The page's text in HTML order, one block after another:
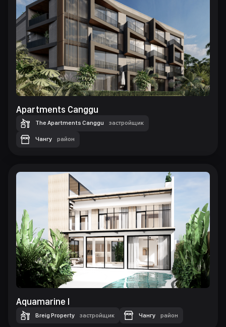
Apartments Canggu
The Apartments Canggu застройщик
Чангу район
Aquamarine I
Breig Property застройщик Чангу район